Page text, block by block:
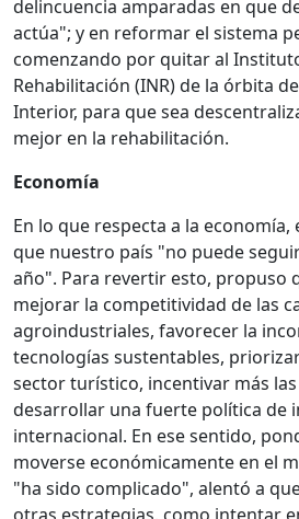
delincuencia amparadas en que
actúa"; y en reformar el sistema
comenzando por quitar al
Rehabilitación (INR) de la órbita
Interior, para que sea
mejor en la rehabilitación.
Economía
En lo que respecta a la
que nuestro país "no puede
año". Para revertir esto, propuso
mejorar la competitividad de las
agroindustriales, favorecer la
tecnologías sustentables,
sector turístico, incentivar más
desarrollar una fuerte política de
internacional. En ese sentido,
moverse económicamente en el
"ha sido complicado", alentó a